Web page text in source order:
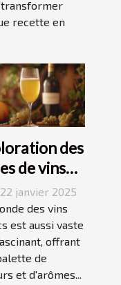
recette en
des
de vins
issus de
janvier 2025
des vins
est aussi vaste
offrant
de
et d'arômes...